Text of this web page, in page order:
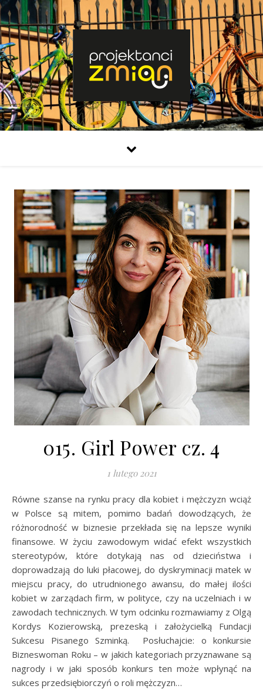
015. Girl Power cz. 4
1 lutego 2021
Równe szanse na rynku pracy dla kobiet i mężczyzn wciąż
w Polsce są mitem, pomimo badań dowodzących, że
różnorodność w biznesie przekłada się na lepsze wyniki
finansowe. W życiu zawodowym widać efekt wszystkich
stereotypów, które dotykają nas od dzieciństwa i
doprowadzają do luki płacowej, do dyskryminacji matek w
miejscu pracy, do utrudnionego awansu, do małej ilości
kobiet w zarządach firm, w polityce, czy na uczelniach i w
zawodach technicznych. W tym odcinku rozmawiamy z Olgą
Kordys Kozierowską, prezeską i założycielką Fundacji
Sukcesu Pisanego Szminką. Posłuchajcie: o konkursie
Bizneswoman Roku – w jakich kategoriach przyznawane są
nagrody i w jaki sposób konkurs ten może wpłynąć na
sukces przedsiębiorczyń o roli mężczyzn…